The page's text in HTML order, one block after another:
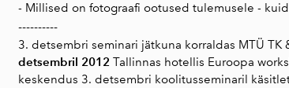
- Millised on fotograafi ootused tulemusele -
----------
3. detsembri seminari jätkuna korraldas MTÜ TK
detsembril 2012 Tallinnas hotellis Euroopa
keskendus 3. detsembri koolitusseminaril